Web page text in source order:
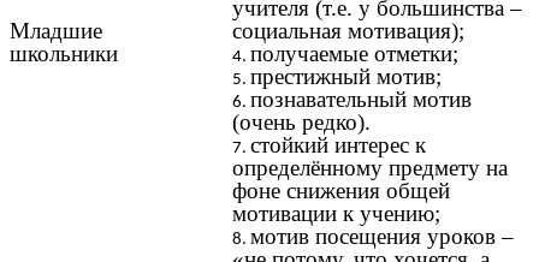
Младшие
школьники
учителя (т.е. у большинства –
социальная мотивация);
получаемые отметки;
престижный мотив;
познавательный мотив
(очень редко).
стойкий интерес к
определённому предмету на
фоне снижения общей
мотивации к учению;
мотив посещения уроков –